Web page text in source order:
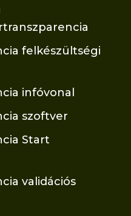
felkészültségi
infóvonal
szoftver
Start
validációs